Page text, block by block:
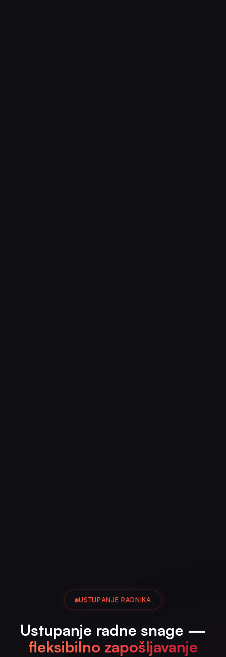
USTUPANJE RADNIKA
Ustupanje radne snage —
fleksibilno zapošljavanje